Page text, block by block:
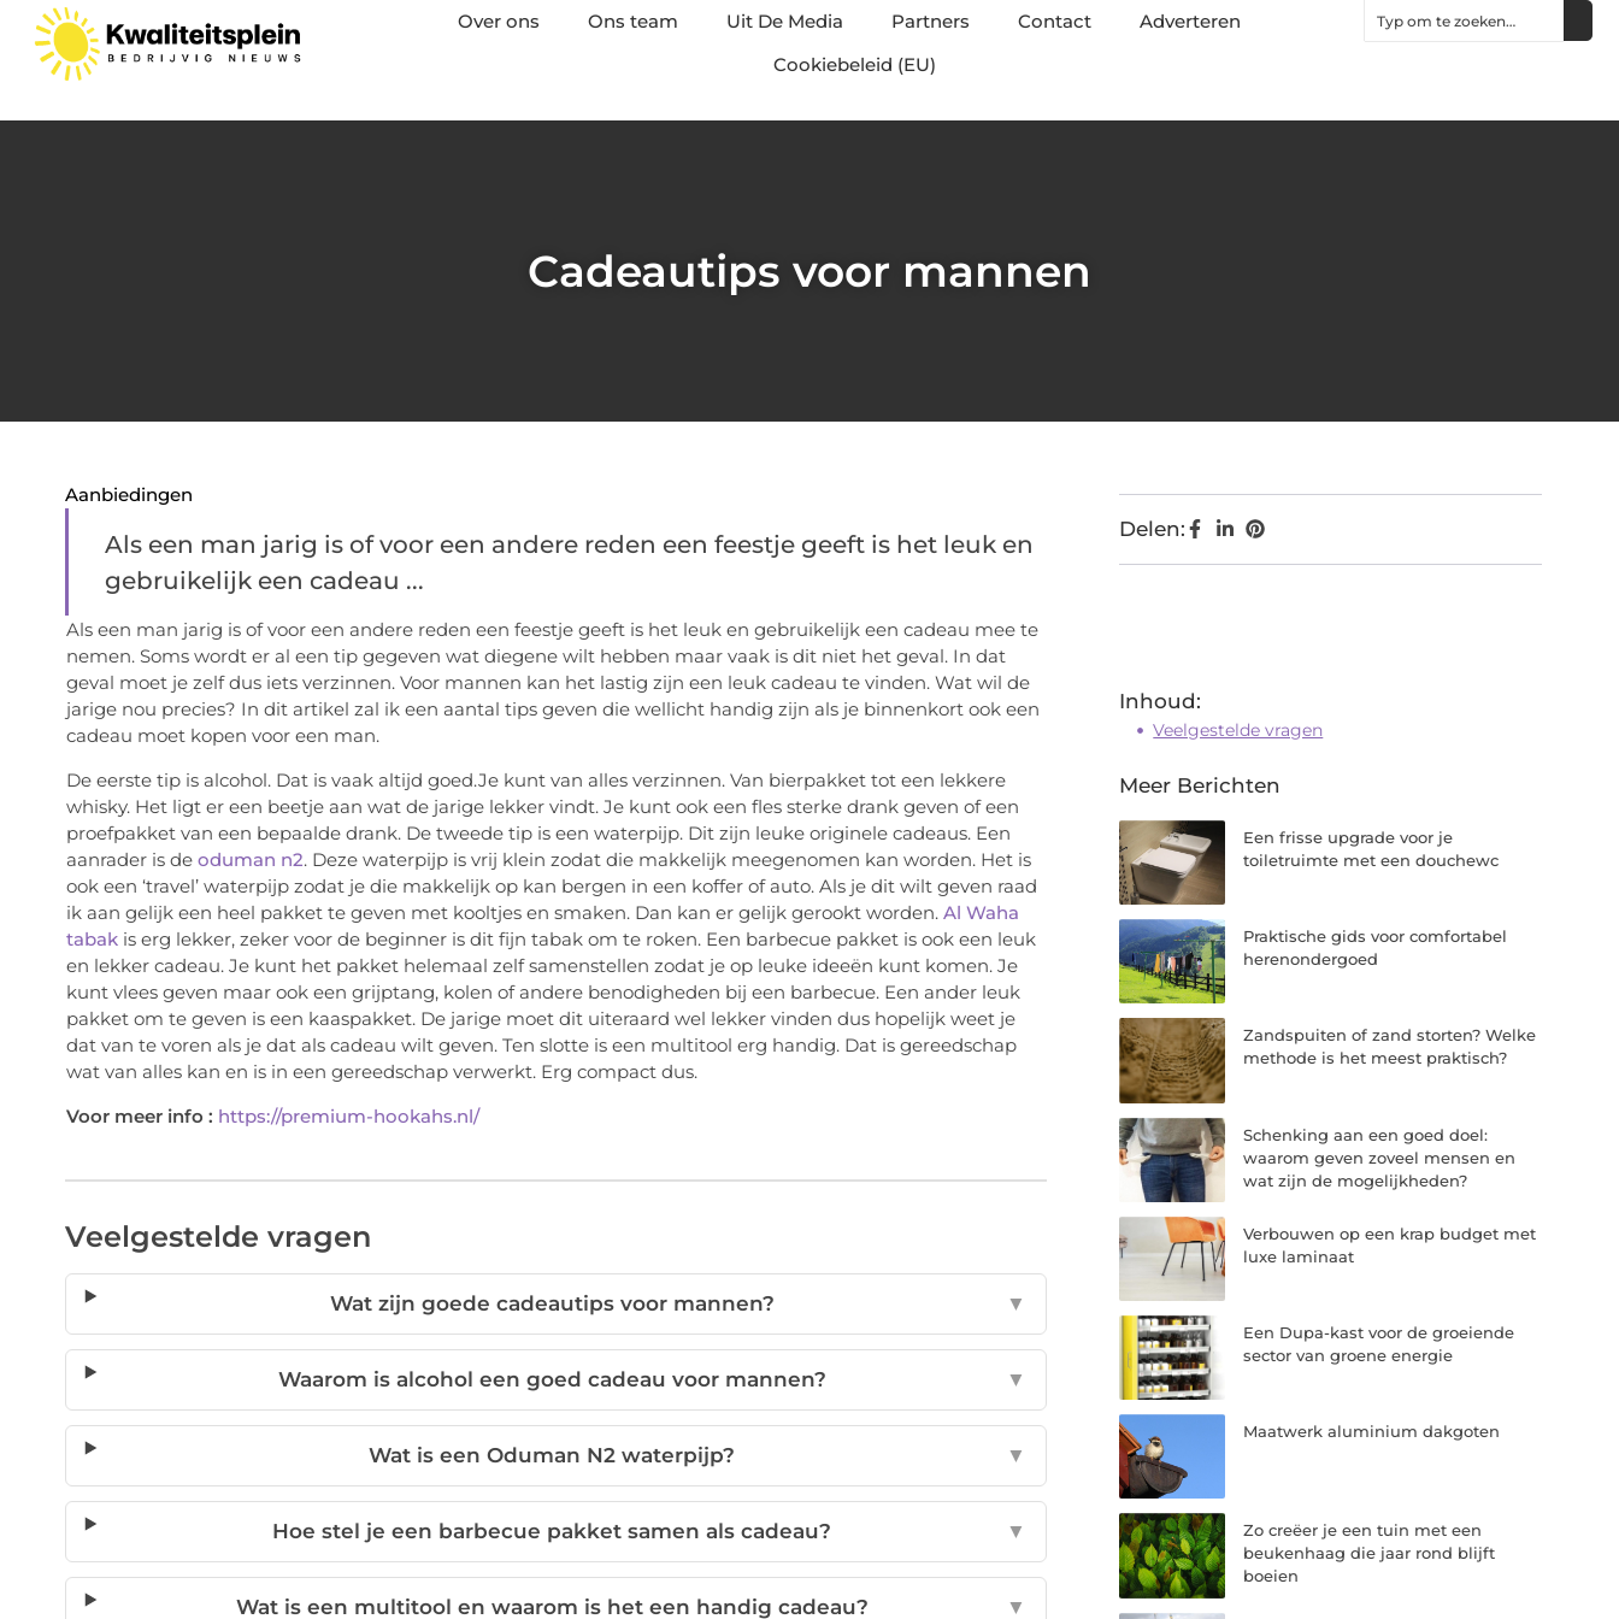
Over ons Ons team Uit De Media Partners Contact
Adverteren
Cookiebeleid (EU)
Cadeautips voor mannen
Aanbiedingen
Als een man jarig is of voor een andere reden een feestje geeft is het leuk en
gebruikelijk een cadeau ...
Als een man jarig is of voor een andere reden een feestje geeft is het leuk en gebruikelijk een cadeau mee te
nemen. Soms wordt er al een tip gegeven wat diegene wilt hebben maar vaak is dit niet het geval. In dat
geval moet je zelf dus iets verzinnen. Voor mannen kan het lastig zijn een leuk cadeau te vinden. Wat wil de
jarige nou precies? In dit artikel zal ik een aantal tips geven die wellicht handig zijn als je binnenkort ook een
cadeau moet kopen voor een man.
De eerste tip is alcohol. Dat is vaak altijd goed.Je kunt van alles verzinnen. Van bierpakket tot een lekkere
whisky. Het ligt er een beetje aan wat de jarige lekker vindt. Je kunt ook een fles sterke drank geven of een
proefpakket van een bepaalde drank. De tweede tip is een waterpijp. Dit zijn leuke originele cadeaus. Een
aanrader is de oduman n2. Deze waterpijp is vrij klein zodat die makkelijk meegenomen kan worden. Het is
ook een ‘travel’ waterpijp zodat je die makkelijk op kan bergen in een koffer of auto. Als je dit wilt geven raad
ik aan gelijk een heel pakket te geven met kooltjes en smaken. Dan kan er gelijk gerookt worden. Al Waha
tabakis erg lekker, zeker voor de beginner is dit fijn tabak om te roken. Een barbecue pakket is ook een leuk
en lekker cadeau. Je kunt het pakket helemaal zelf samenstellen zodat je op leuke ideeën kunt komen. Je
kunt vlees geven maar ook een grijptang, kolen of andere benodigheden bij een barbecue. Een ander leuk
pakket om te geven is een kaaspakket. De jarige moet dit uiteraard wel lekker vinden dus hopelijk weet je
dat van te voren als je dat als cadeau wilt geven. Ten slotte is een multitool erg handig. Dat is gereedschap
wat van alles kan en is in een gereedschap verwerkt. Erg compact dus.
Voor meer info : https://premium-hookahs.nl/
Veelgestelde vragen
Wat zijn goede cadeautips voor mannen? ▼
Waarom is alcohol een goed cadeau voor mannen? ▼
Wat is een Oduman N2 waterpijp? ▼
Hoe stel je een barbecue pakket samen als cadeau? ▼
Wat is een multitool en waarom is het een handig cadeau? ▼
Delen:
Inhoud:
Veelgestelde vragen
Meer Berichten
Een frisse upgrade voor je
toiletruimte met een douchewc
Praktische gids voor comfortabel
herenondergoed
Zandspuiten of zand storten? Welke
methode is het meest praktisch?
Schenking aan een goed doel:
waarom geven zoveel mensen en
wat zijn de mogelijkheden?
Verbouwen op een krap budget met
luxe laminaat
Een Dupa-kast voor de groeiende
sector van groene energie
Maatwerk aluminium dakgoten
Zo creëer je een tuin met een
beukenhaag die jaar rond blijft
boeien